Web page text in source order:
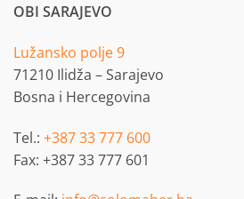
OBI SARAJEVO
Lužansko polje 9
71210 Ilidža – Sarajevo
Bosna i Hercegovina
Tel.: +387 33 777 600
Fax: +387 33 777 601